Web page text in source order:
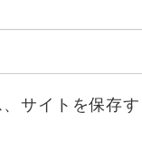
サイトを保存す